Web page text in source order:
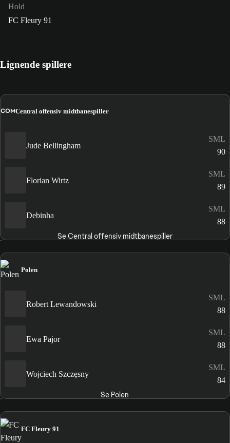
Hold
FC Fleury 91
Lignende spillere
COMCentral offensiv midtbanespiller
Jude Bellingham
SML
90
Florian Wirtz
SML
89
Debinha
SML
88
Se Central offensiv midtbanespiller
Polen
Robert Lewandowski
SML
88
Ewa Pajor
SML
88
Wojciech Szczęsny
SML
84
Se Polen
FC Fleury 91